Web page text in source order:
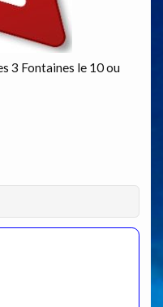
3 Fontaines le 10 ou